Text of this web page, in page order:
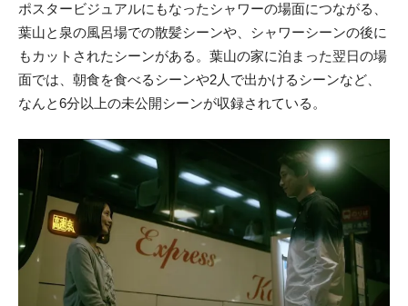
ポスタービジュアルにもなったシャワーの場面につながる、
葉山と泉の風呂場での散髪シーンや、シャワーシーンの後に
もカットされたシーンがある。葉山の家に泊まった翌日の場
面では、朝食を食べるシーンや2人で出かけるシーンなど、
なんと6分以上の未公開シーンが収録されている。